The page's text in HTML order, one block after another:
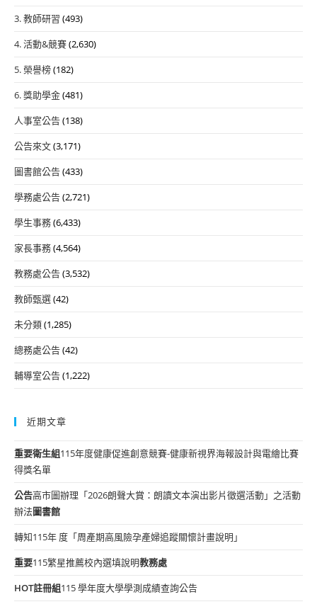
3. 教師研習 (493)
4. 活動&競賽(2,630)
5. 榮譽榜(182)
6. 獎助學金(481)
人事室公告(138)
公告來文(3,171)
圖書館公告(433)
學務處公告(2,721)
學生事務(6,433)
家長事務(4,564)
教務處公告(3,532)
教師甄選(42)
未分類(1,285)
總務處公告(42)
輔導室公告(1,222)
近期文章
重要衛生組115年度健康促進創意競賽-健康新視界海報設計與電繪比賽
得獎名單
公告高市圖辦理「2026朗聲大賞：朗讀文本演出影片徵選活動」之活動
辦法圖書館
轉知115年 度「周產期高風險孕產婦追蹤關懷計畫說明」
重要115繁星推薦校內選填說明教務處
HOT註冊組115 學年度大學學測成績查詢公告